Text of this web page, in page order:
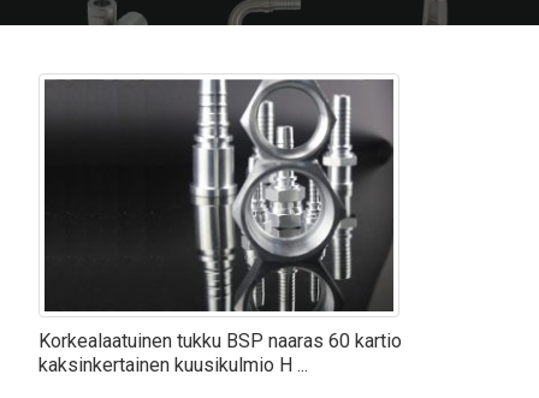
Korkealaatuinen tukku BSP naaras 60 kartio
kaksinkertainen kuusikulmio H ...